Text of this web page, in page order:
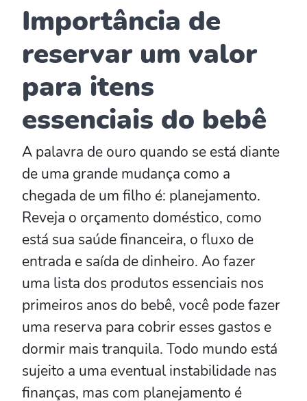
Importância de
reservar um valor
para itens
essenciais do bebê
A palavra de ouro quando se está diante
de uma grande mudança como a
chegada de um filho é: planejamento.
Reveja o orçamento doméstico, como
está sua saúde financeira, o fluxo de
entrada e saída de dinheiro. Ao fazer
uma lista dos produtos essenciais nos
primeiros anos do bebê, você pode fazer
uma reserva para cobrir esses gastos e
dormir mais tranquila. Todo mundo está
sujeito a uma eventual instabilidade nas
finanças, mas com planejamento é